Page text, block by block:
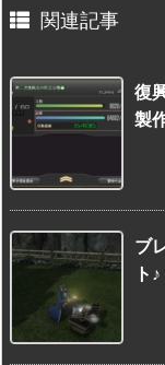
関連記事
復
製
ブ
ト♪